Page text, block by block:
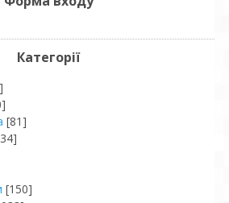
Категорії
[81]
[150]